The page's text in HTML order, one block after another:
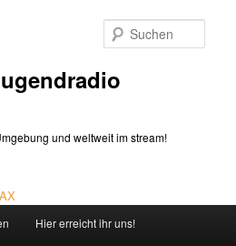
und weltweit im stream!
Hier erreicht ihr uns!